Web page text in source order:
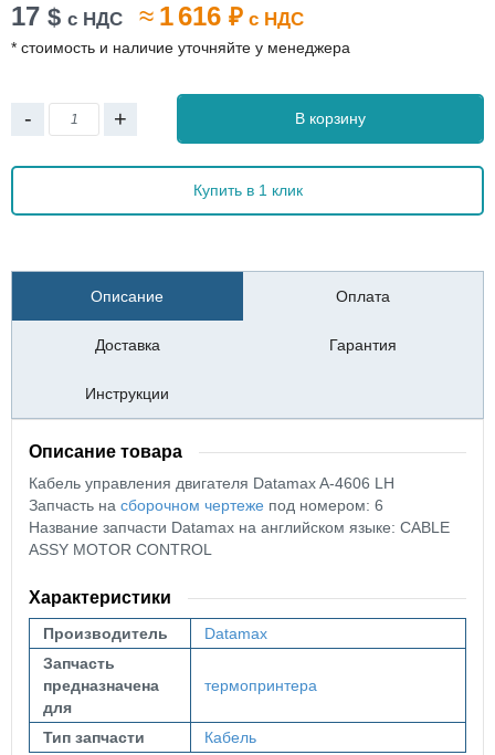
17 $ с НДС ≈ 1 616 ₽ с НДС
* стоимость и наличие уточняйте у менеджера
- + В корзину
Купить в 1 клик
Описание Оплата
Доставка Гарантия
Инструкции
Описание товара
Кабель управления двигателя Datamax A-4606 LH
Запчасть на сборочном чертеже под номером: 6
Название запчасти Datamax на английском языке: CABLE
ASSY MOTOR CONTROL
Характеристики
Производитель
Datamax
Запчасть
предназначена
для
термопринтера
Тип запчасти Кабель